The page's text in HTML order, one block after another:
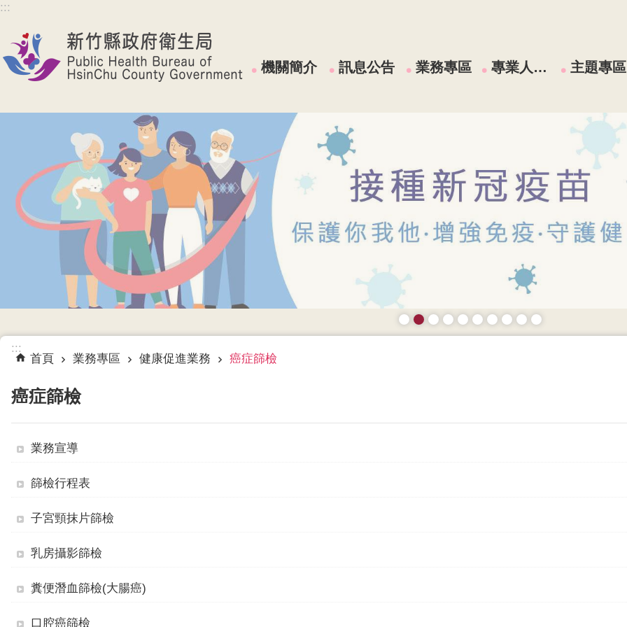
跳到主要內容區塊
:::
機關簡介 訊息公告 業務專區 專業人員區 主題專區
:::
首頁 業務專區 健康促進業務 癌症篩檢
癌症篩檢
業務宣導
篩檢行程表
子宮頸抹片篩檢
乳房攝影篩檢
糞便潛血篩檢(大腸癌)
口腔癌篩檢